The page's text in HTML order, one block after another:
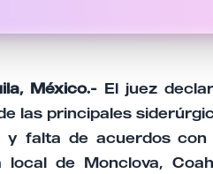
México.- El juez
las principales
y falta de acuerdos con
de Monclova,